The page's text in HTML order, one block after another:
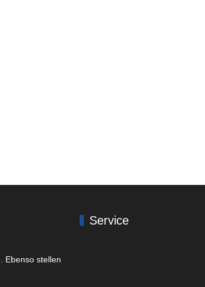
Ebenso stellen
Service